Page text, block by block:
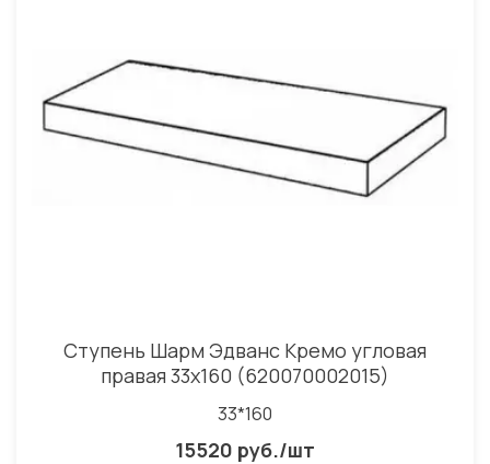
Ступень Шарм Эдванс Кремо угловая
правая 33x160 (620070002015)
33*160
15520 руб./шт